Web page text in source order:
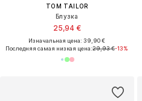
TOM TAILOR
Блузка
25,94 €
Изначальная цена: 39,90 €
Последняя самая низкая цена:29,93 €-13%